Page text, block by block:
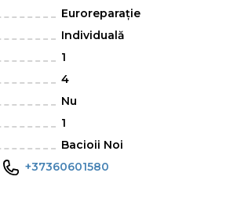
Euroreparație
Individuală
1
4
Nu
1
Bacioii Noi
+37360601580